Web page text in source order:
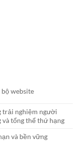
bộ website
trải nghiệm người
và tổng thể thứ hạng
và bền vững